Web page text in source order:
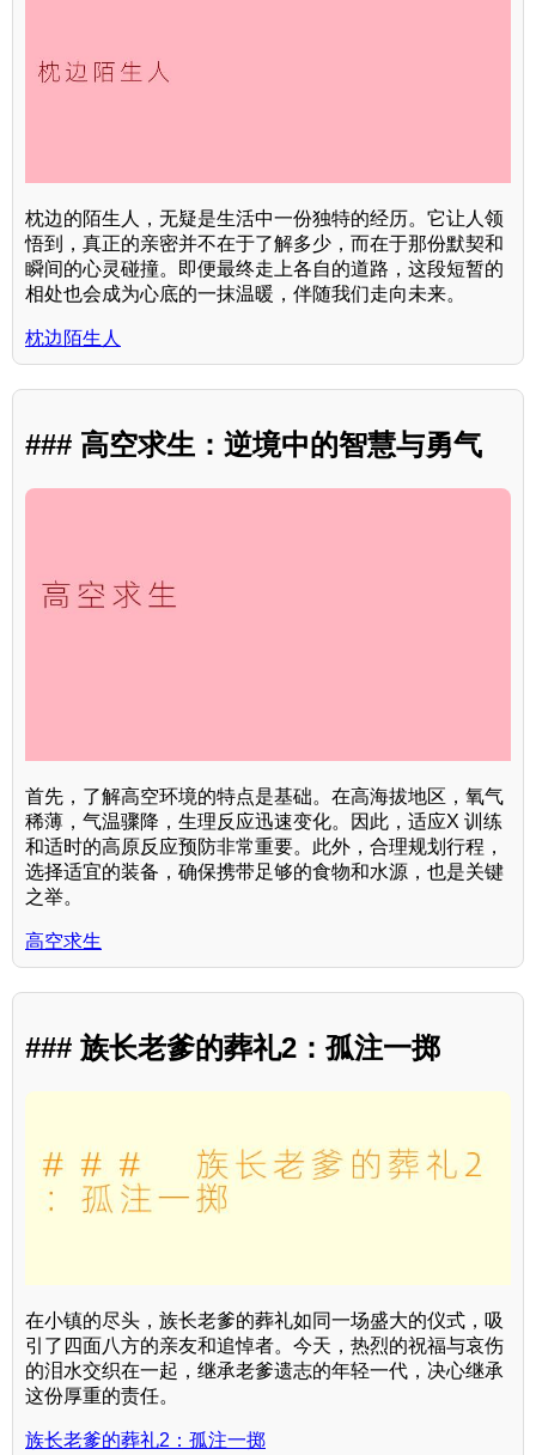
枕边的陌生人，无疑是生活中一份独特的经历。它让人领
悟到，真正的亲密并不在于了解多少，而在于那份默契和
瞬间的心灵碰撞。即便最终走上各自的道路，这段短暂的
相处也会成为心底的一抹温暖，伴随我们走向未来。
枕边陌生人
### 高空求生：逆境中的智慧与勇气
首先，了解高空环境的特点是基础。在高海拔地区，氧气
稀薄，气温骤降，生理反应迅速变化。因此，适应X 训练
和适时的高原反应预防非常重要。此外，合理规划行程，
选择适宜的装备，确保携带足够的食物和水源，也是关键
之举。
高空求生
### 族长老爹的葬礼2：孤注一掷
在小镇的尽头，族长老爹的葬礼如同一场盛大的仪式，吸
引了四面八方的亲友和追悼者。今天，热烈的祝福与哀伤
的泪水交织在一起，继承老爹遗志的年轻一代，决心继承
这份厚重的责任。
族长老爹的葬礼2：孤注一掷